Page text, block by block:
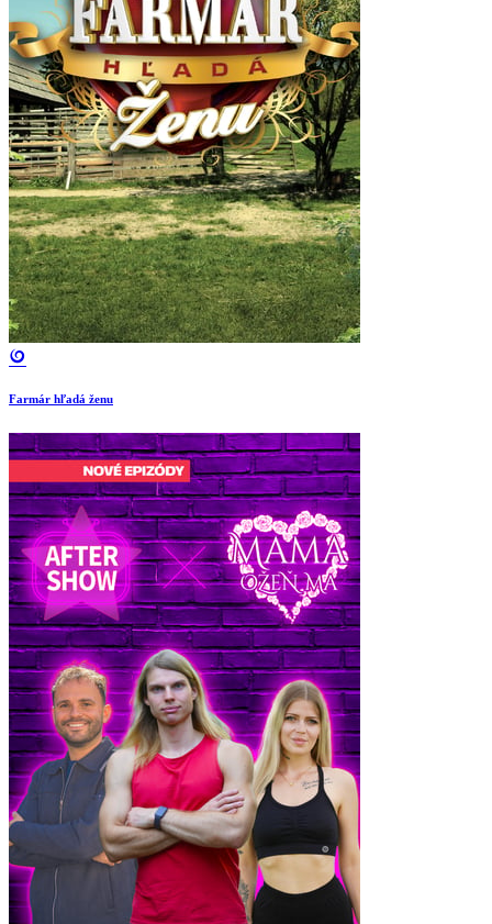
Farmár hľadá ženu